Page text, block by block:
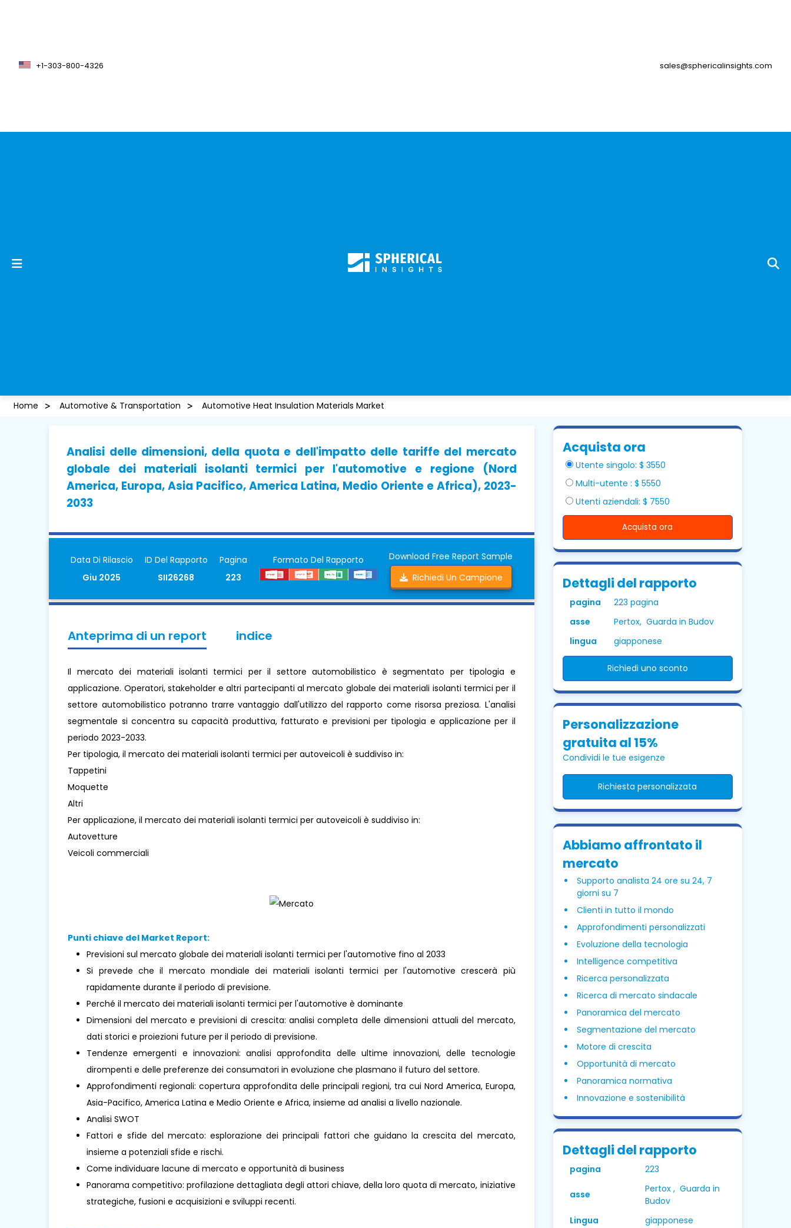
+1-303-800-4326 sales@sphericalinsights.com
Home Automotive & Transportation Automotive Heat Insulation Materials Market
Analisi delle dimensioni, della quota e dell'impatto delle tariffe del mercato
globale dei materiali isolanti termici per l'automotive e regione (Nord
America, Europa, Asia Pacifico, America Latina, Medio Oriente e Africa), 2023-
2033
Data Di Rilascio
Giu 2025
ID Del Rapporto
SII26268
Pagina
223
Formato Del Rapporto
Download Free Report Sample
Richiedi Un Campione
Anteprima di un report indice
Il mercato dei materiali isolanti termici per il settore automobilistico è segmentato per tipologia e
applicazione. Operatori, stakeholder e altri partecipanti al mercato globale dei materiali isolanti termici per il
settore automobilistico potranno trarre vantaggio dall'utilizzo del rapporto come risorsa preziosa. L'analisi
segmentale si concentra su capacità produttiva, fatturato e previsioni per tipologia e applicazione per il
periodo 2023-2033.
Per tipologia, il mercato dei materiali isolanti termici per autoveicoli è suddiviso in:
Tappetini
Moquette
Altri
Per applicazione, il mercato dei materiali isolanti termici per autoveicoli è suddiviso in:
Autovetture
Veicoli commerciali
Punti chiave del Market Report:
Previsioni sul mercato globale dei materiali isolanti termici per l'automotive fino al 2033
Si prevede che il mercato mondiale dei materiali isolanti termici per l'automotive crescerà più
rapidamente durante il periodo di previsione.
Perché il mercato dei materiali isolanti termici per l'automotive è dominante
Dimensioni del mercato e previsioni di crescita: analisi completa delle dimensioni attuali del mercato,
dati storici e proiezioni future per il periodo di previsione.
Tendenze emergenti e innovazioni: analisi approfondita delle ultime innovazioni, delle tecnologie
dirompenti e delle preferenze dei consumatori in evoluzione che plasmano il futuro del settore.
Approfondimenti regionali: copertura approfondita delle principali regioni, tra cui Nord America, Europa,
Asia-Pacifico, America Latina e Medio Oriente e Africa, insieme ad analisi a livello nazionale.
Analisi SWOT
Fattori e sfide del mercato: esplorazione dei principali fattori che guidano la crescita del mercato,
insieme a potenziali sfide e rischi.
Come individuare lacune di mercato e opportunità di business
Panorama competitivo: profilazione dettagliata degli attori chiave, della loro quota di mercato, iniziative
strategiche, fusioni e acquisizioni e sviluppi recenti.
Acquista ora
Utente singolo: $ 3550
Multi-utente : $ 5550
Utenti aziendali: $ 7550
Acquista ora
Dettagli del rapporto
pagina
223 pagina
asse
Pertox, Guarda in Budov
lingua
giapponese
Richiedi uno sconto
Personalizzazione
gratuita al 15%
Condividi le tue esigenze
Richiesta personalizzata
Abbiamo affrontato il
mercato
Supporto analista 24 ore su 24, 7
giorni su 7
Clienti in tutto il mondo
Approfondimenti personalizzati
Evoluzione della tecnologia
Intelligence competitiva
Ricerca personalizzata
Ricerca di mercato sindacale
Panoramica del mercato
Segmentazione del mercato
Motore di crescita
Opportunità di mercato
Panoramica normativa
Innovazione e sostenibilità
Dettagli del rapporto
pagina 223
asse
Pertox , Guarda in
Budov
Lingua
giapponese